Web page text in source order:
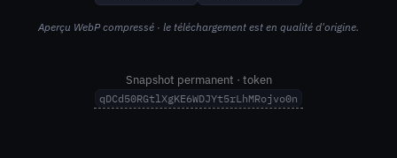
Aperçu WebP compressé · le téléchargement est en qualité d'origine.
Snapshot permanent · token
qDCd50RGtlXgKE6WDJYt5rLhMRojvo0n